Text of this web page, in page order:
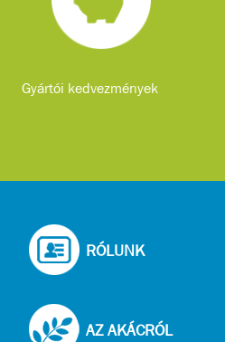
Gyártói kedvezmények
RÓLUNK
AZ AKÁCRÓL